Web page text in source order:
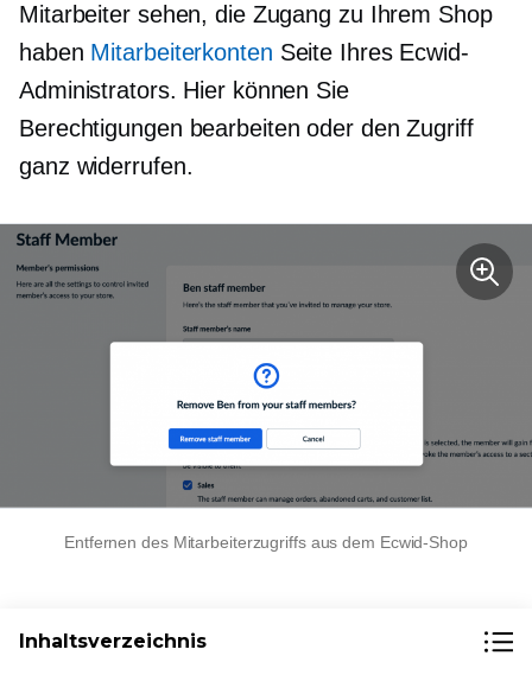
Mitarbeiter sehen, die Zugang zu Ihrem Shop
haben Mitarbeiterkonten Seite Ihres Ecwid-
Administrators. Hier können Sie
Berechtigungen bearbeiten oder den Zugriff
ganz widerrufen.
Entfernen des Mitarbeiterzugriffs aus dem Ecwid-Shop
Verwalten Sie Ihre
Inhaltsverzeichnis